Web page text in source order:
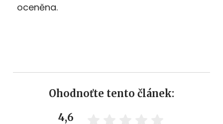
oceněna.
Ohodnoťte tento článek:
4,6